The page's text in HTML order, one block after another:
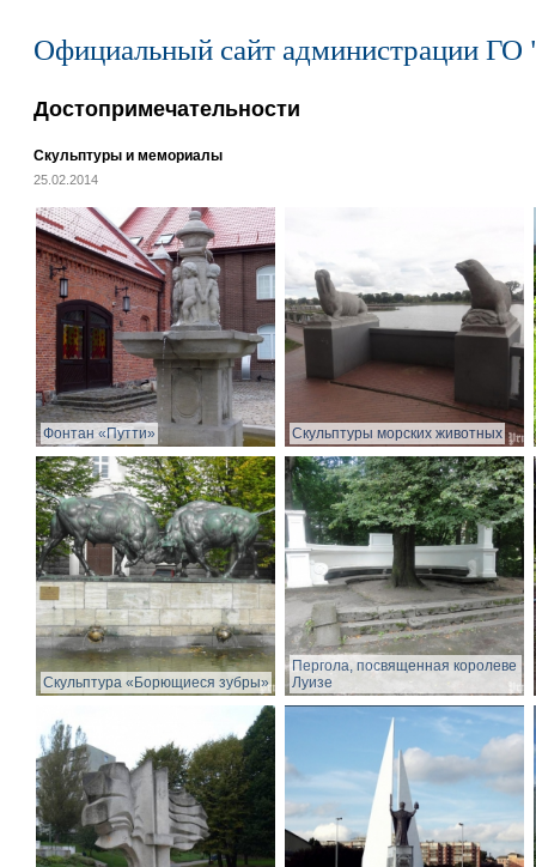
Официальный сайт администрации ГО
Достопримечательности
Скульптуры и мемориалы
25.02.2014
Фонтан «Путти» Скульптуры морских животных
Скульптура «Борющиеся зубры»
Пергола, посвященная королеве
Луизе